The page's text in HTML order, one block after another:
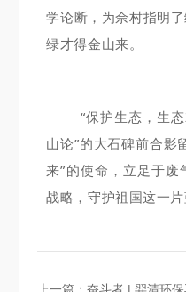
学论断，为佘村指明
绿才得金山来。
“保护生态，生
山论”的大石碑前合影
来”的使命，立足于
战略，守护祖国这一片